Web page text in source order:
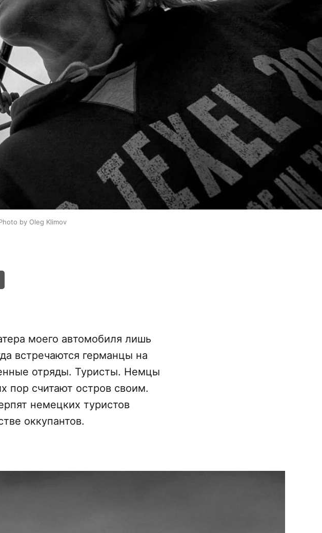
by Oleg Klimov
моего автомобиля лишь
встречаются германцы на
отряды. Туристы. Немцы
пор считают остров своим.
немецких туристов
оккупантов.